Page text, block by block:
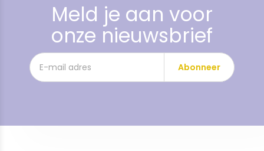
Meld je aan voor
onze nieuwsbrief
Abonneer